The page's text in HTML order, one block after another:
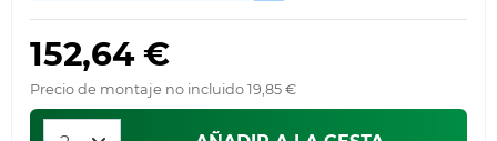
152,64 €
Precio de montaje no incluido 19,85 €